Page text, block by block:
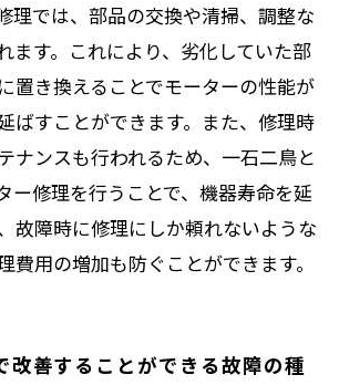
理では、部品の交換や清掃、調整な
ます。これにより、劣化していた部
置き換えることでモーターの性能が
ばすことができます。また、修理時
ナンスも行われるため、一石二鳥と
ー修理を行うことで、機器寿命を延
故障時に修理にしか頼れないような
費用の増加も防ぐことができます。
改善することができる故障の種